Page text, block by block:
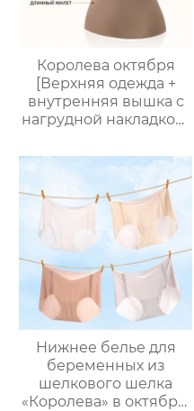
Королева октября
[Верхняя одежда +
внутренняя вышка с
нагрудной накладкой]
беременных, жилет
вскармливания после
родов, дышащий и
Анти-опустошенный
Нижнее белье для
беременных из
шелкового шелка
«Королева» в октябре,